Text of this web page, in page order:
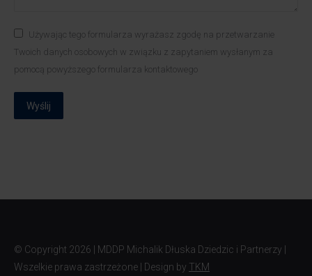
Używając tego formularza wyrażasz zgodę na przetwarzanie
Twoich danych osobowych w związku z zapytaniem wysłanym za
pomocą powyższego formularza kontaktowego
Wyślij
© Copyright 2026 | MDDP Michalik Dłuska Dziedzic i Partnerzy |
Wszelkie prawa zastrzeżone | Design by TKM